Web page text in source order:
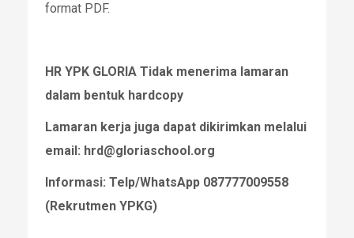
format PDF.
HR YPK GLORIA Tidak menerima lamaran
dalam bentuk hardcopy
Lamaran kerja juga dapat dikirimkan melalui
email: hrd@gloriaschool.org
Informasi: Telp/WhatsApp 087777009558
(Rekrutmen YPKG)